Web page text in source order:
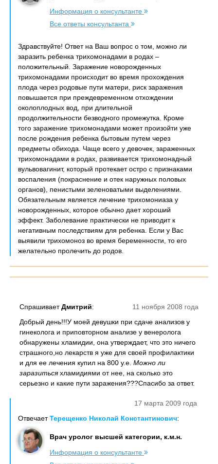
Информация о консультанте
Все ответы консультанта
Здравствуйте! Ответ на Ваш вопрос о том, можно ли
заразить ребенка трихомонадами в родах –
положительный. Заражение новорожденных
трихомонадами происходит во время прохождения
плода через родовые пути матери, риск заражения
повышается при преждевременном отхождении
околоплодных вод, при длительной
продолжительности безводного промежутка. Кроме
того заражение трихомонадами может произойти уже
после рождения ребенка бытовым путем через
предметы обихода. Чаще всего у девочек, зараженных
трихомонадами в родах, развивается трихомонадный
вульвовагинит, который протекает остро с признаками
воспаления (покраснение и отек наружных половых
органов), пенистыми зеленоватыми выделениями.
Обязательным является лечение трихомониаза у
новорожденных, которое обычно дает хороший
эффект. Заболевание практически не приводит к
негативным последствиям для ребенка. Если у Вас
выявили трихомоноз во время беременности, то его
желательно пролечить до родов.
11 ноября 2008 года
СпрашиваетДмитрий:
Добрый день!!!У моей девушки при сдаче анализов у
гинеколога и приповторном анализе у венеролога
обнаружены хламидии, она утверждает, что это ничего
страшного,но лекарств я уже для своей профилактики
и для ее лечения купил на 800 у.е. Можно ли
заразитьсяхламидиями от нее, на сколько это
серьезно и какие пути заражения???Спасибо за ответ.
17 марта 2009 года
ОтвечаетТерещенко Николай Константинович:
Врач уролог высшей категории, к.м.н.
Информация о консультанте